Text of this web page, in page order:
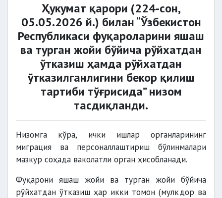
Ҳукумат қарори (224-сон,
05.05.2026 й.) билан “Ўзбекистон
Республикаси фуқароларини яшаш
ва турган жойи бўйича рўйхатдан
ўтказиш ҳамда рўйхатдан
ўтказилганлигини бекор қилиш
тартиби тўғрисида” низом
тасдиқланди.
Низомга кўра, ички ишлар органларининг
миграция ва персоналлаштириш бўлинмалари
мазкур соҳада ваколатли орган ҳисобланади.
Фуқарони яшаш жойи ва турган жойи бўйича
рўйхатдан ўтказиш ҳар икки томон (мулкдор ва